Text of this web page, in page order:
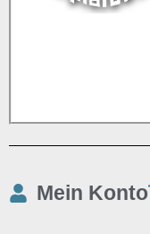
Mein Konto